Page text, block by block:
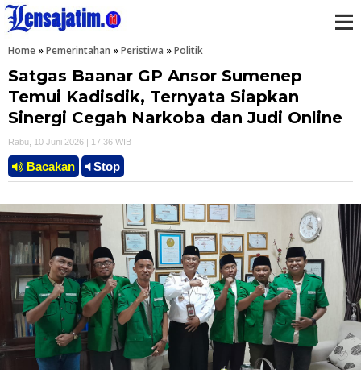
n
Home »Pemerintahan »Peristiwa »Politik
Satgas Baanar GP Ansor Sumenep
Temui Kadisdik, Ternyata Siapkan
Sinergi Cegah Narkoba dan Judi Online
Rabu, 10 Juni 2026 | 17.36 WIB
Bacakan Stop